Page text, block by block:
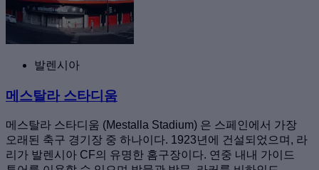
발렌시아
메스탈라 스타디움
메스탈라 스타디움 (Mestalla Stadium) 은 스페인에서 가장
오래된 축구 경기장 중 하나이다. 1923년에 건설되었으며, 라
리가 발렌시아 CF의 유명한 홈구장이다. 연중 내내 가이드